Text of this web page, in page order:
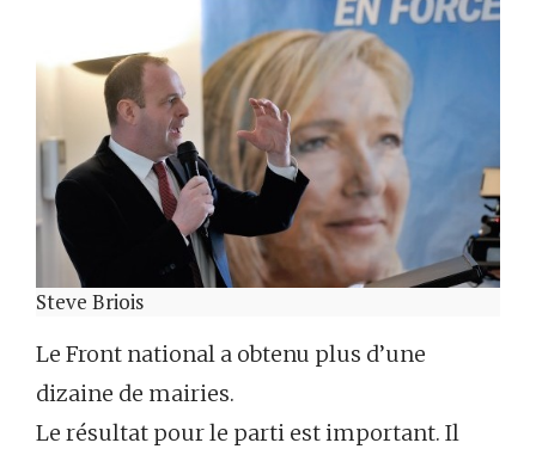
Steve Briois
Le Front national a obtenu plus d’une
dizaine de mairies.
Le résultat pour le parti est important. Il